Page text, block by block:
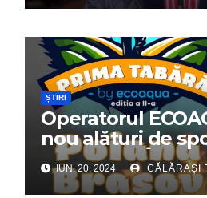
ȘTIRI
Operatorul
nou alături de
călărășeni.
Tabără”!
IUN. 20, 2024 CĂLĂRAȘI